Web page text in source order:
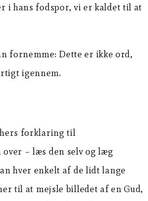
i hans fodspor, vi er kaldet til at
fornemme: Dette er ikke ord,
igennem.
forklaring til
over – læs den selv og læg
hver enkelt af de lidt lange
til at mejsle billedet af en Gud,